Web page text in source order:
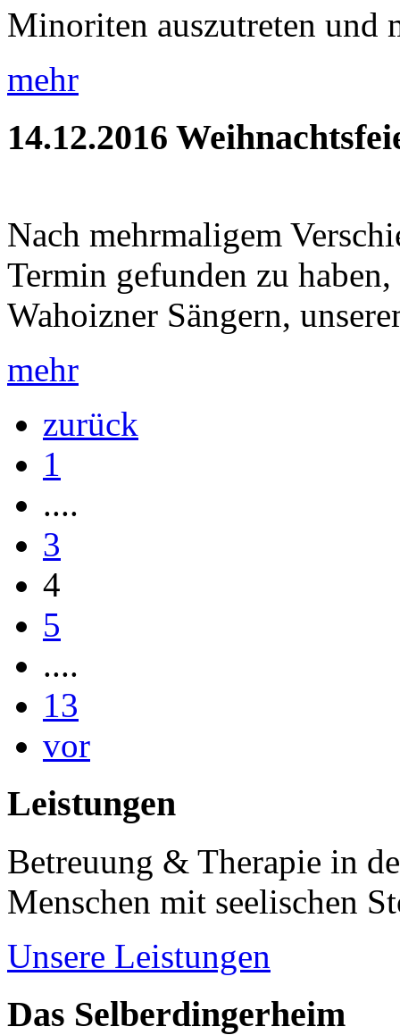
Minoriten auszutreten und
mehr
14.12.2016
Nach mehrmaligem
Termin gefunden zu
Wahoizner Sängern,
mehr
zurück
1
....
3
4
5
....
13
vor
Leistungen
Betreuung & Therapie in
Menschen mit seelischen
Unsere Leistungen
Das Selberdingerheim